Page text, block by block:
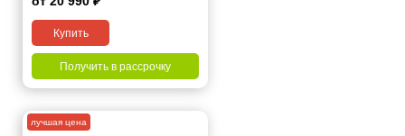
Купить
Получить в рассрочку
лучшая цена